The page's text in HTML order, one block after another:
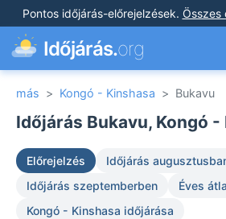
Pontos időjárás-előrejelzések. Összes
Időjárás.org
más > Kongó - Kinshasa > Bukavu
Időjárás Bukavu, Kongó
Előrejelzés
Időjárás
Időjárás szeptemberben
Éves
Kongó - Kinshasa időjárása